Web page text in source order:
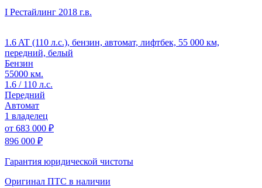
I Рестайлинг 2018 г.в.
1.6 AT (110 л.с.), бензин, автомат, лифтбек, 55 000 км,
передний, белый
Бензин
55000 км.
1.6 / 110 л.с.
Передний
Автомат
1 владелец
от 683 000 ₽
896 000 ₽
Гарантия юридической чистоты
Оригинал ПТС в наличии